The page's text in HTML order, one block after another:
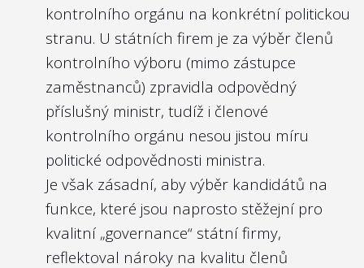
kontrolního orgánu na konkrétní politickou
stranu. U státních firem je za výběr členů
kontrolního výboru (mimo zástupce
zaměstnanců) zpravidla odpovědný
příslušný ministr, tudíž i členové
kontrolního orgánu nesou jistou míru
politické odpovědnosti ministra.
Je však zásadní, aby výběr kandidátů na
funkce, které jsou naprosto stěžejní pro
kvalitní „governance“ státní firmy,
reflektoval nároky na kvalitu členů